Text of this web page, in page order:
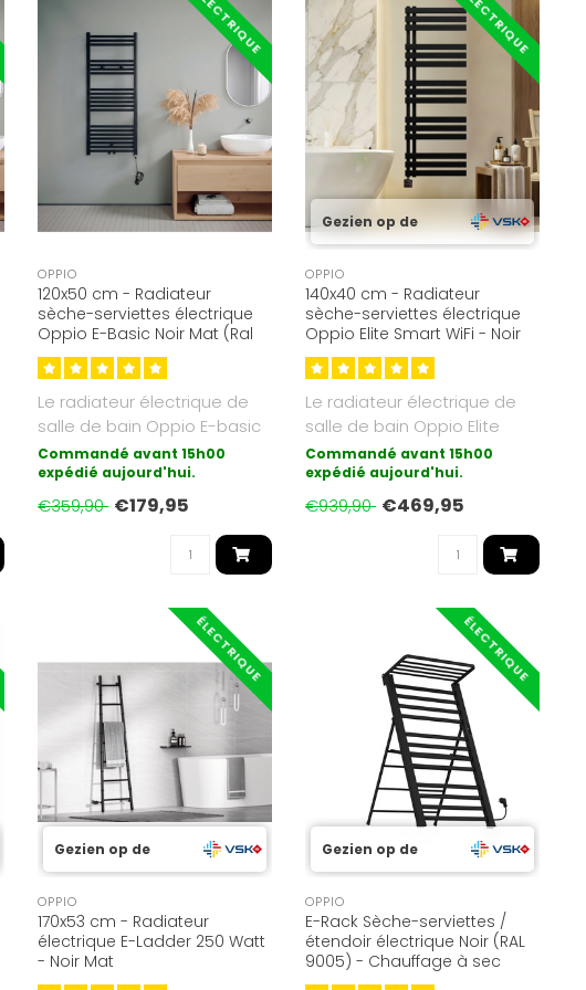
ÉLECTRIQUE
OPPIO
120x50 cm - Radiateur
sèche-serviettes électrique
Oppio E-Basic Noir Mat (Ral
9005) 673 Watt
Le radiateur électrique de
salle de bain Oppio E-basic
est la forme de chauffag..
Commandé avant 15h00
expédié aujourd'hui.
€359,90 €179,95
ÉLECTRIQUE
Gezien op de
OPPIO
140x40 cm - Radiateur
sèche-serviettes électrique
Oppio Elite Smart WiFi - Noir
mat (Ral 9005)
Le radiateur électrique de
salle de bain Oppio Elite
Smart Wifi avec contrôle ..
Commandé avant 15h00
expédié aujourd'hui.
€939,90 €469,95
ÉLECTRIQUE
Gezien op de
OPPIO
170x53 cm - Radiateur
électrique E-Ladder 250 Watt
- Noir Mat
ÉLECTRIQUE
Gezien op de
OPPIO
E-Rack Sèche-serviettes /
étendoir électrique Noir (RAL
9005) - Chauffage à sec